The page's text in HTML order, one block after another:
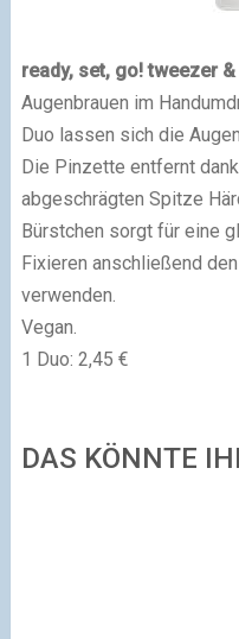
ready, set, go! tweezer
Augenbrauen im
Duo lassen sich die
Die Pinzette entfernt
abgeschrägten Spitze
Bürstchen sorgt für eine
Fixieren anschließend
verwenden.
Vegan.
1 Duo: 2,45 €
DAS KÖNNTE